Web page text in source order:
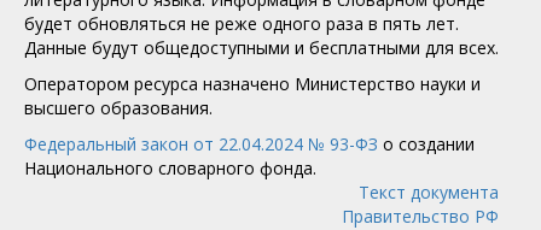
будет обновляться не реже одного раза в пять лет.
Данные будут общедоступными и бесплатными для всех.
Оператором ресурса назначено Министерство науки и
высшего образования.
Федеральный закон от 22.04.2024 № 93-ФЗ о создании
Национального словарного фонда.
Текст документа
Правительство РФ